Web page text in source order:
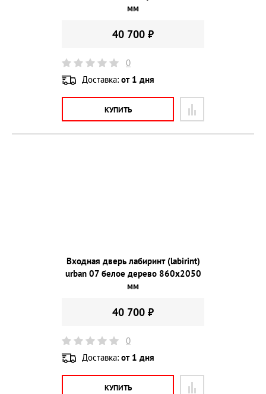
мм
40 700 ₽
0
Доставка: от 1 дня
КУПИТЬ
Входная дверь лабиринт (labirint)
urban 07 белое дерево 860х2050
мм
40 700 ₽
0
Доставка: от 1 дня
КУПИТЬ